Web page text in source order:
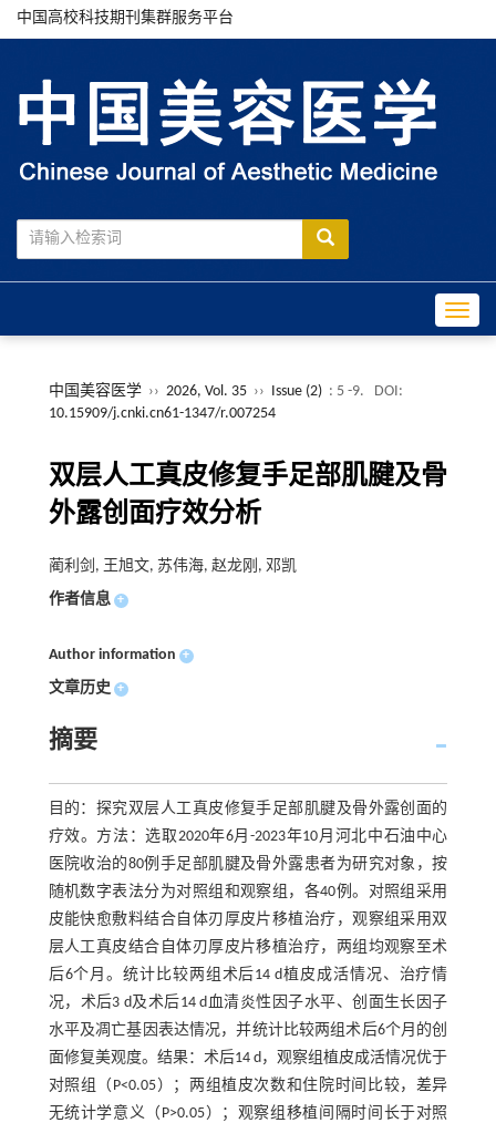
中国高校科技期刊集群服务平台
中国美容医学 ›› 2026, Vol. 35 ›› Issue (2) : 5 -9.
DOI:
10.15909/j.cnki.cn61-1347/r.007254
双层人工真皮修复手足部肌腱及骨
外露创面疗效分析
蔺利剑, 王旭文, 苏伟海, 赵龙刚, 邓凯
作者信息 +
Author information +
文章历史 +
摘要
目的：探究双层人工真皮修复手足部肌腱及骨外露创面的
疗效。方法：选取2020年6月-2023年10月河北中石油中心
医院收治的80例手足部肌腱及骨外露患者为研究对象，按
随机数字表法分为对照组和观察组，各40例。对照组采用
皮能快愈敷料结合自体刃厚皮片移植治疗，观察组采用双
层人工真皮结合自体刃厚皮片移植治疗，两组均观察至术
后6个月。统计比较两组术后14 d植皮成活情况、治疗情
况，术后3 d及术后14 d血清炎性因子水平、创面生长因子
水平及凋亡基因表达情况，并统计比较两组术后6个月的创
面修复美观度。结果：术后14 d，观察组植皮成活情况优于
对照组（P<0.05）；两组植皮次数和住院时间比较，差异
无统计学意义（P>0.05）；观察组移植间隔时间长于对照